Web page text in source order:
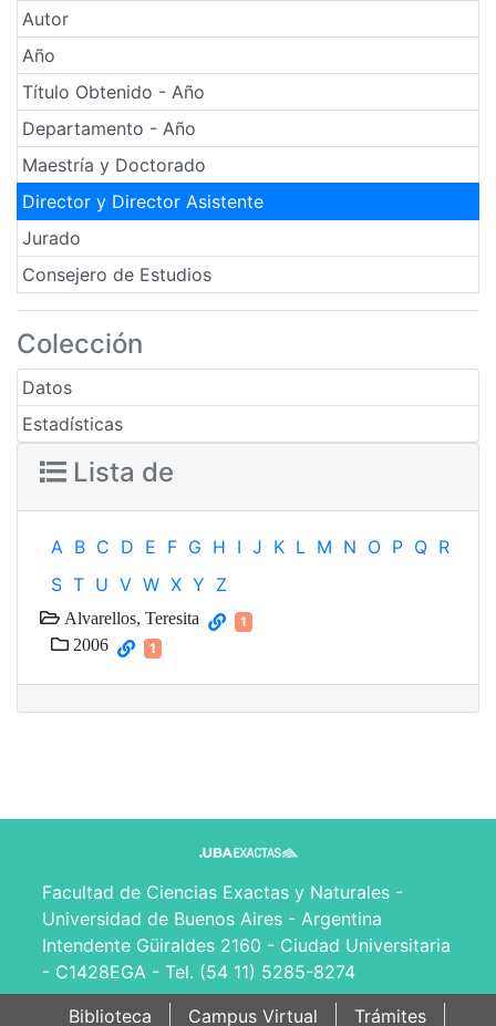
Autor
Año
Título Obtenido - Año
Departamento - Año
Maestría y Doctorado
Director y Director Asistente
Jurado
Consejero de Estudios
Colección
Datos
Estadísticas
Lista de
A B C D E F G H I J K L M N O P Q R
S T U V W X Y Z
Alvarellos, Teresita 1
2006 1
Facultad de Ciencias Exactas y Naturales -
Universidad de Buenos Aires - Argentina
Intendente Güiraldes 2160 - Ciudad Universitaria
- C1428EGA - Tel. (54 11) 5285-8274
Biblioteca
Campus Virtual Trámites